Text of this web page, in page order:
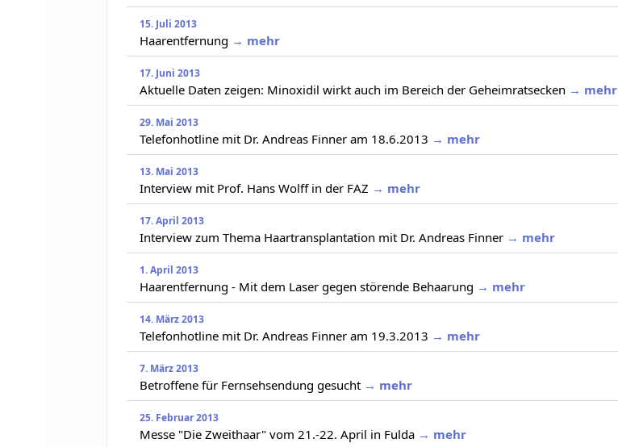
15. Juli 2013
Haarentfernung → mehr
17. Juni 2013
Aktuelle Daten zeigen: Minoxidil wirkt auch im Bereich der Geheimratsecken → mehr
29. Mai 2013
Telefonhotline mit Dr. Andreas Finner am 18.6.2013 → mehr
13. Mai 2013
Interview mit Prof. Hans Wolff in der FAZ → mehr
17. April 2013
Interview zum Thema Haartransplantation mit Dr. Andreas Finner → mehr
1. April 2013
Haarentfernung - Mit dem Laser gegen störende Behaarung → mehr
14. März 2013
Telefonhotline mit Dr. Andreas Finner am 19.3.2013 → mehr
7. März 2013
Betroffene für Fernsehsendung gesucht → mehr
25. Februar 2013
Messe "Die Zweithaar" vom 21.-22. April in Fulda → mehr